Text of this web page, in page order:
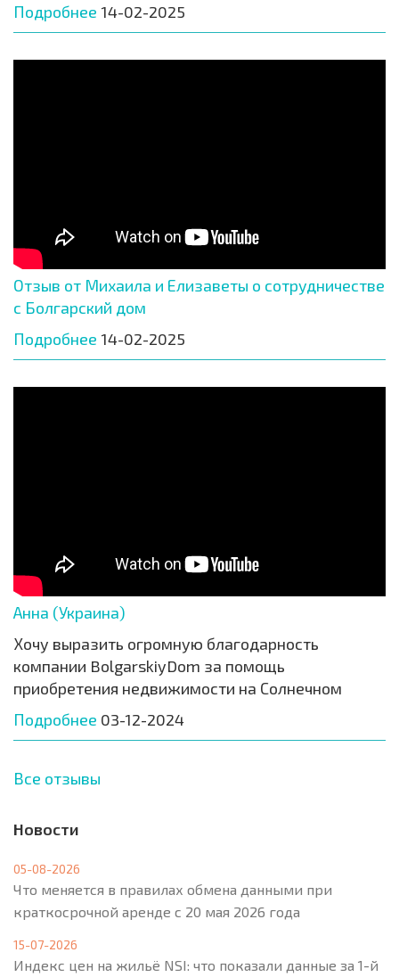
Подробнее 14-02-2025
Отзыв от Михаила и Елизаветы о сотрудничестве
с Болгарский дом
Подробнее 14-02-2025
Анна (Украина)
Хочу выразить огромную благодарность
компании BolgarskiyDom за помощь
приобретения недвижимости на Солнечном
Подробнее 03-12-2024
Все отзывы
Новости
05-08-2026
Что меняется в правилах обмена данными при
краткосрочной аренде с 20 мая 2026 года
15-07-2026
Индекс цен на жильё NSI: что показали данные за 1-й